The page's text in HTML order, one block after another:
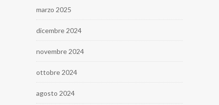
marzo 2025
dicembre 2024
novembre 2024
ottobre 2024
agosto 2024